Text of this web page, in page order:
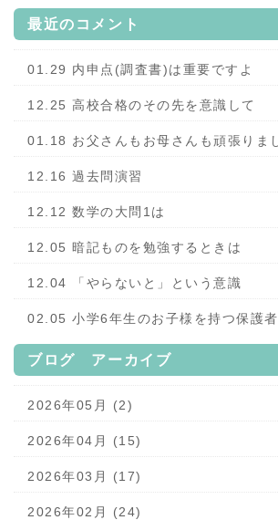
最近のコメント
01.29 内申点(調査書)は重要ですよ
12.25 高校合格のその先を意識して
01.18 お父さんもお母さんも頑張りま
12.16 過去問演習
12.12 数学の大問1は
12.05 暗記ものを勉強するときは
12.04 「やらないと」という意識
02.05 小学6年生のお子様を持つ保護
ブログ アーカイブ
2026年05月 (2)
2026年04月 (15)
2026年03月 (17)
2026年02月 (24)